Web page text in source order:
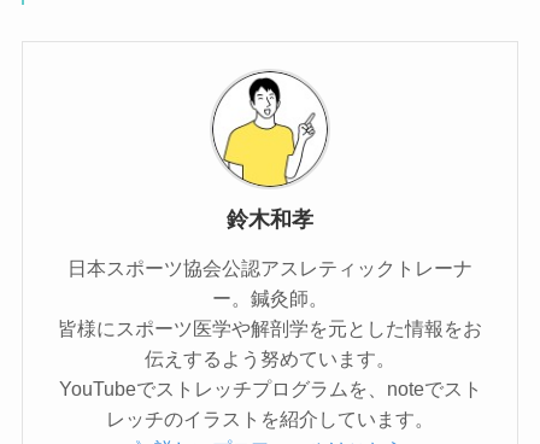
鈴木和孝
日本スポーツ協会公認アスレティックトレーナ
ー。鍼灸師。
皆様にスポーツ医学や解剖学を元とした情報をお
伝えするよう努めています。
YouTubeでストレッチプログラムを、noteでスト
レッチのイラストを紹介しています。